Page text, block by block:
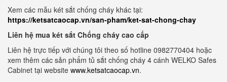
Xem các mẫu két sắt chống cháy khác tại:
https://ketsatcaocap.vn/san-pham/ket-sat-chong-chay
Liên hệ mua két sắt Chống cháy cao cấp
Liên hệ trực tiếp với chúng tôi theo số hotline 0982770404 hoặc
xem thêm các sản phẩm tủ sắt chống cháy 4 cánh WELKO Safes
Cabinet tại website www.ketsatcaocap.vn.